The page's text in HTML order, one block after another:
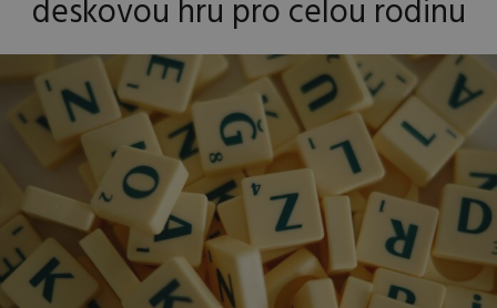
deskovou hru pro celou rodinu